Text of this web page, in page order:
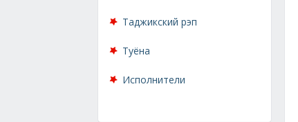
Таджикский рэп
Туёна
Исполнители